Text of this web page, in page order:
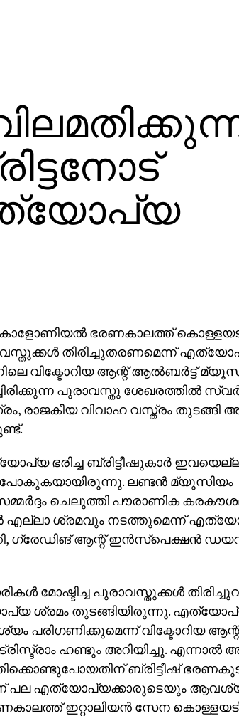
ഭരണകാലത്ത്
തിരിച്ചുതരണമെന്ന്
വിക്ടോറിയ ആന്റ് ആല്‍ബര്‍ട്ട്
പുരാവസ്തു ശേഖരത്തില്‍
രാജകീയ വിവാഹ വസ്ത്രം
ഭരിച്ച ബ്രിട്ടീഷുകാര്‍
ലണ്ടന്‍ മ്യൂസിയം
ചെലുത്തി പൗരാണിക
എല്ലാ ശ്രമവും നടത്തുമെന്ന്
ഗ്രേഡിങ് ആന്റ് ഇന്‍സ്‌പെക്ഷന്‍
മോഷ്ടിച്ച പുരാവസ്തുക്കള്‍
ശ്രമം തുടങ്ങിയിരുന്നു.
പരിഗണിക്കുമെന്ന് വിക്ടോറിയ
ഹണ്ടും അറിയിച്ചു. എന്നാല്‍
ബ്രിട്ടീഷ്
പല എത്യോപ്യക്കാരുടെയും
ഇറ്റാലിയന്‍ സേന